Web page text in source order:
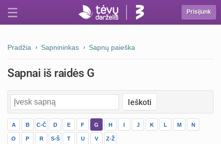
Prisijunk
Pradžia Sapnininkas Sapnų paieška
Sapnai iš raidės G
A B C-Č D E F G H I J K L M N
O P R S-Š T U V Z-Ž